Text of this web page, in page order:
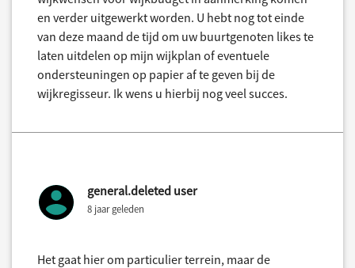
en verder uitgewerkt worden. U hebt nog tot einde
van deze maand de tijd om uw buurtgenoten likes te
laten uitdelen op mijn wijkplan of eventuele
ondersteuningen op papier af te geven bij de
wijkregisseur. Ik wens u hierbij nog veel succes.
general.deleted user
8 jaar geleden
Het gaat hier om particulier terrein, maar de